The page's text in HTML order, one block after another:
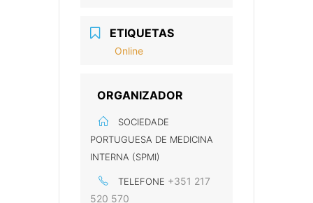
ETIQUETAS
Online
ORGANIZADOR
SOCIEDADE
PORTUGUESA DE MEDICINA
INTERNA (SPMI)
TELEFONE +351 217
520 570